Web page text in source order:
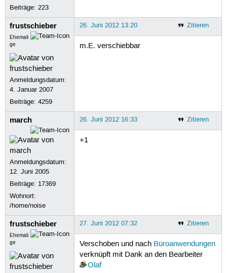
Beiträge:223
frustschieber
Ehemali
ge
Anmeldungsdatum:
4. Januar 2007
Beiträge:4259
Zitieren
26. Juni 2012 13:20
m.E. verschiebbar
march
Anmeldungsdatum:
12. Juni 2005
Beiträge: 17369
Wohnort:
/home/noise
Zitieren
26. Juni 2012 16:33
+1
frustschieber
Ehemali
ge
Zitieren
27. Juni 2012 07:32
Verschoben und nach Büroanwendungen
verknüpft mit Dank an den Bearbeiter
Olaf